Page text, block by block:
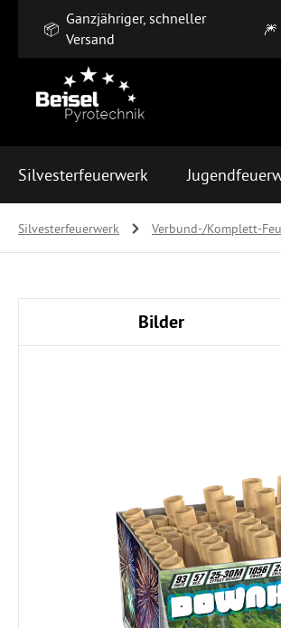
Hauptinhalt springen
Zur Suche springen
Zur Hauptnavigation springen
📦
Ganzjähriger, schneller
Versand
🎆
Silvesterfeuerwerk
Silvesterfeuerwerk Verbund-/Komplett-
Bilder